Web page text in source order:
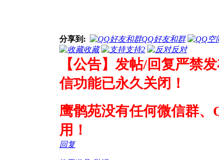
分享到: QQ好友和群
收藏
支持2 反对
【公告】发帖/回复严禁
信功能已永久关闭！
鹰鹘苑没有任何微信群
用！
回复